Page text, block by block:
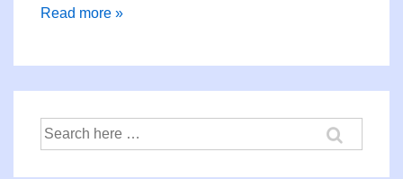
Boteco
KyaPanel
Read more »
Pesquisar
por: